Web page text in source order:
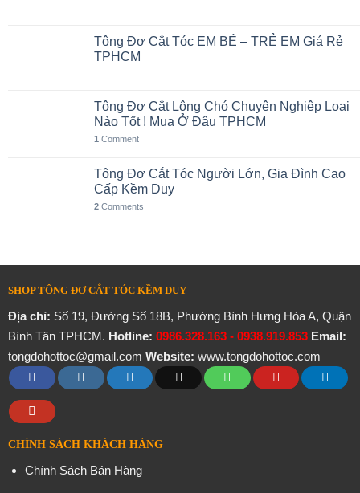
Tông Đơ Cắt Tóc EM BÉ – TRẺ EM Giá Rẻ
TPHCM
Tông Đơ Cắt Lông Chó Chuyên Nghiệp Loại
Nào Tốt ! Mua Ở Đâu TPHCM
1 Comment
Tông Đơ Cắt Tóc Người Lớn, Gia Đình Cao
Cấp Kềm Duy
2 Comments
SHOP TÔNG ĐƠ CẮT TÓC KỀM DUY
Địa chỉ: Số 19, Đường Số 18B, Phường Bình Hưng Hòa A, Quận
Bình Tân TPHCM. Hotline: 0986.328.163 - 0938.919.853 Email:
tongdohottoc@gmail.com Website: www.tongdohottoc.com
CHÍNH SÁCH KHÁCH HÀNG
Chính Sách Bán Hàng